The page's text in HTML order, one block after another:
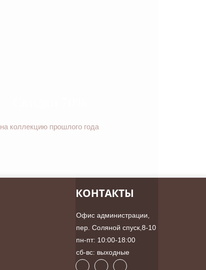
на коллекцию прошлого года
КОНТАКТЫ
Офис администрации,
пер. Соляной спуск,8-10
пн-пт: 10:00-18:00
сб-вс: выходные